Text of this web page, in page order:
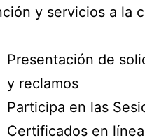
y servicios a la
Presentación de
y reclamos
Participa en las
Certificados en línea